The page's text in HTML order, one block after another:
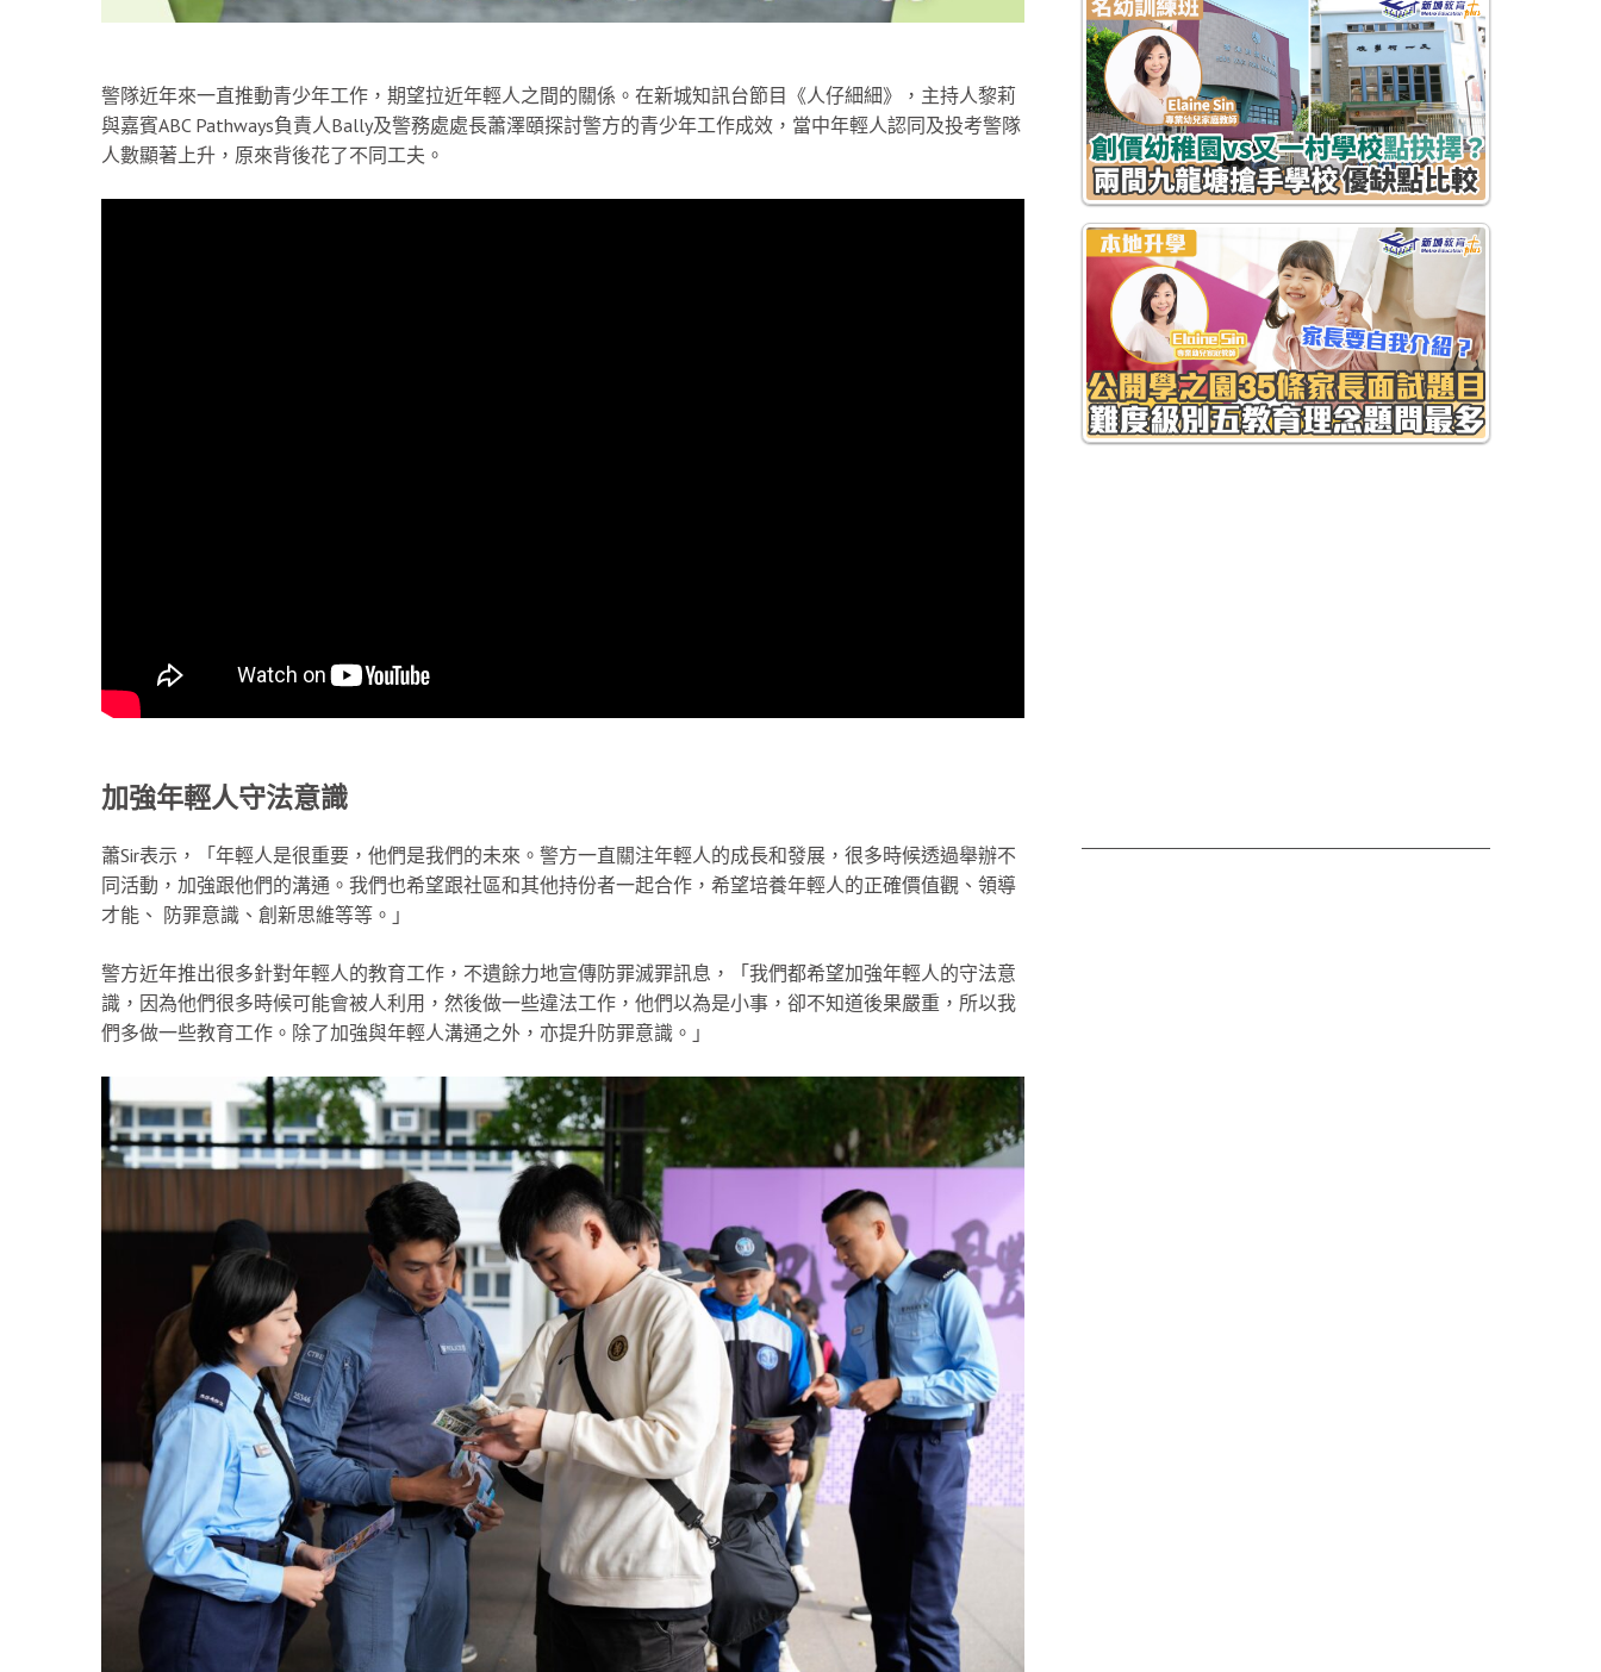
警隊近年來一直推動青少年工作，期望拉近年輕人之間的關係。在新城知訊台節目《人仔細細》，主持人黎莉
與嘉賓ABC Pathways負責人Bally及警務處處長蕭澤頤探討警方的青少年工作成效，當中年輕人認同及投考警隊
人數顯著上升，原來背後花了不同工夫。
加強年輕人守法意識
蕭Sir表示，「年輕人是很重要，他們是我們的未來。警方一直關注年輕人的成長和發展，很多時候透過舉辦不
同活動，加強跟他們的溝通。我們也希望跟社區和其他持份者一起合作，希望培養年輕人的正確價值觀、領導
才能、 防罪意識、創新思維等等。」
警方近年推出很多針對年輕人的教育工作，不遺餘力地宣傳防罪滅罪訊息，「我們都希望加強年輕人的守法意
識，因為他們很多時候可能會被人利用，然後做一些違法工作，他們以為是小事，卻不知道後果嚴重，所以我
們多做一些教育工作。除了加強與年輕人溝通之外，亦提升防罪意識。」